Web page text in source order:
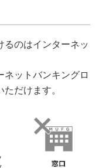
るのはインターネッ
ネットバンキングロ
だけます。